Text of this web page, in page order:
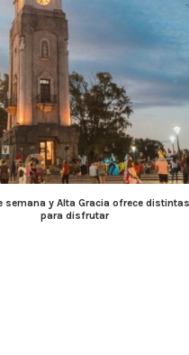
semana y Alta Gracia ofrece
para disfrutar